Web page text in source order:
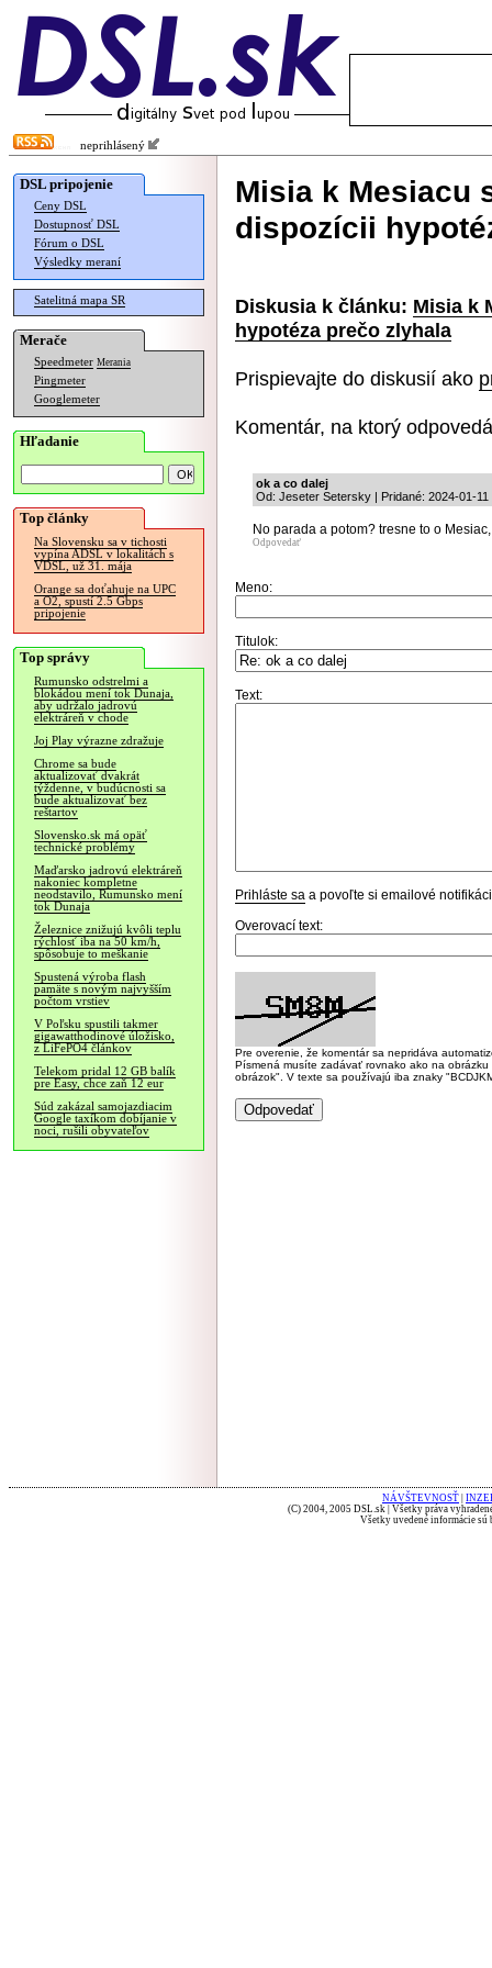
neprihlásený
DSL pripojenie
Ceny DSL
Dostupnosť DSL
Fórum o DSL
Výsledky meraní
Satelitná mapa SR
Merače
Speedmeter Merania
Pingmeter
Googlemeter
Hľadanie
Top články
Na Slovensku sa v tichosti
vypína ADSL v lokalitách s
VDSL, už 31. mája
Orange sa doťahuje na UPC
a O2, spustí 2.5 Gbps
pripojenie
Top správy
Rumunsko odstrelmi a
blokádou mení tok Dunaja,
aby udržalo jadrovú
elektráreň v chode
Joj Play výrazne zdražuje
Chrome sa bude
aktualizovať dvakrát
týždenne, v budúcnosti sa
bude aktualizovať bez
reštartov
Slovensko.sk má opäť
technické problémy
Maďarsko jadrovú elektráreň
nakoniec kompletne
neodstavilo, Rumunsko mení
tok Dunaja
Železnice znižujú kvôli teplu
rýchlosť iba na 50 km/h,
spôsobuje to meškanie
Spustená výroba flash
pamäte s novým najvyšším
počtom vrstiev
V Poľsku spustili takmer
gigawatthodinové úložisko,
z LiFePO4 článkov
Telekom pridal 12 GB balík
pre Easy, chce zaň 12 eur
Súd zakázal samojazdiacim
Google taxíkom dobíjanie v
noci, rušili obyvateľov
Misia k Mesiacu
dispozícii
Diskusia k článku: Misia k
hypotéza prečo zlyhala
Prispievajte do diskusií ako
Komentár, na ktorý
ok a co dalej
Od: Jeseter Setersky | Pridané: 2024-01-11
No parada a potom? tresne to o
Odpovedať
Meno:
Titulok:
Text:
Prihláste sa a povoľte si emailové
Overovací text:
Pre overenie, že komentár sa nepridáva
Písmená musíte zadávať rovnako ako na
obrázok". V texte sa používajú iba znaky
NÁVŠTEVNOSŤ
(C) 2004, 2005 DSL.sk | Všetky práva
Všetky uvedené informácie sú